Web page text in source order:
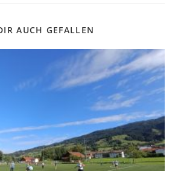
AUCH GEFALLEN